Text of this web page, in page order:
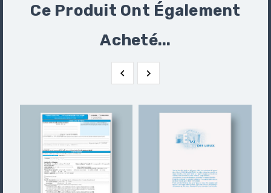
Ce Produit Ont Également
Acheté...
 